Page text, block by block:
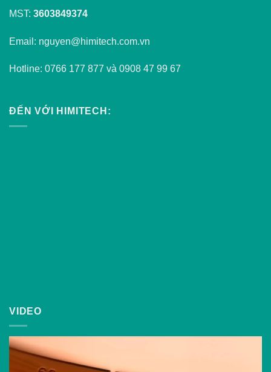
MST: 3603849374
Email: nguyen@himitech.com.vn
Hotline: 0766 177 877 và 0908 47 99 67
ĐẾN VỚI HIMITECH:
VIDEO